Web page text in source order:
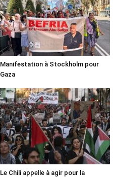
Manifestation à Stockholm pour
Gaza
Le Chili appelle à agir pour la